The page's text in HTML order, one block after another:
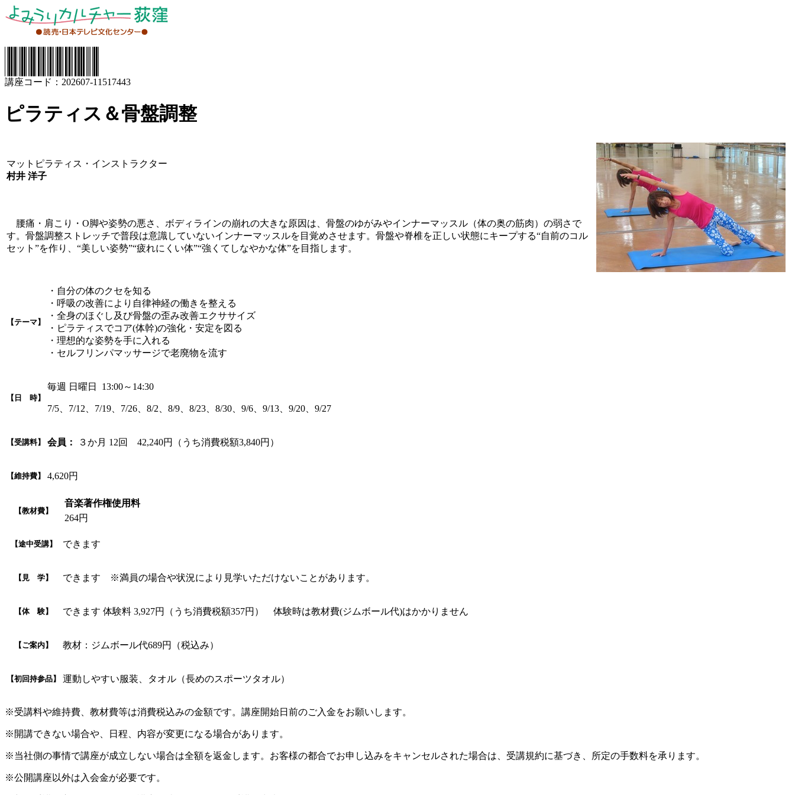
講座コード：202607-11517443
ピラティス＆骨盤調整
マットピラティス・インストラクター
村井 洋子
腰痛・肩こり・O脚や姿勢の悪さ、ボディラインの崩れの大きな原因は、骨盤のゆがみやインナーマッスル（体の奥の筋肉）の弱さで
す。骨盤調整ストレッチで普段は意識していないインナーマッスルを目覚めさせます。骨盤や脊椎を正しい状態にキープする“自前のコル
セット”を作り、“美しい姿勢”“疲れにくい体”“強くてしなやかな体”を目指します。
【テーマ】
・自分の体のクセを知る
・呼吸の改善により自律神経の働きを整える
・全身のほぐし及び骨盤の歪み改善エクササイズ
・ピラティスでコア(体幹)の強化・安定を図る
・理想的な姿勢を手に入れる
・セルフリンパマッサージで老廃物を流す
【日 時】
毎週 日曜日 13:00～14:30
7/5、7/12、7/19、7/26、8/2、8/9、8/23、8/30、9/6、9/13、9/20、9/27
【受講料】 会員： ３か月 12回 42,240円（うち消費税額3,840円）
【維持費】 4,620円
【教材費】
音楽著作権使用料
264円
【途中受講】 できます
【見 学】 できます ※満員の場合や状況により見学いただけないことがあります。
【体 験】 できます 体験料 3,927円（うち消費税額357円） 体験時は教材費(ジムボール代)はかかりません
【ご案内】 教材：ジムボール代689円（税込み）
【初回持参品】 運動しやすい服装、タオル（長めのスポーツタオル）
※受講料や維持費、教材費等は消費税込みの金額です。講座開始日前のご入金をお願いします。
※開講できない場合や、日程、内容が変更になる場合があります。
※当社側の事情で講座が成立しない場合は全額を返金します。お客様の都合でお申し込みをキャンセルされた場合は、受講規約に基づき、所定の手数料を承ります。
※公開講座以外は入会金が必要です。